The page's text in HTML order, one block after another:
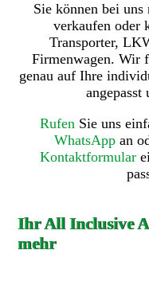
Sie können bei
verkaufen oder
Transporter,
Firmenwagen. Wir
genau auf Ihre
Rufen Sie uns
WhatsApp an
Kontaktformular
Ihr All Inclusive
mehr